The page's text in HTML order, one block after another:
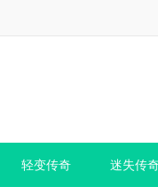
轻变传奇 迷失传